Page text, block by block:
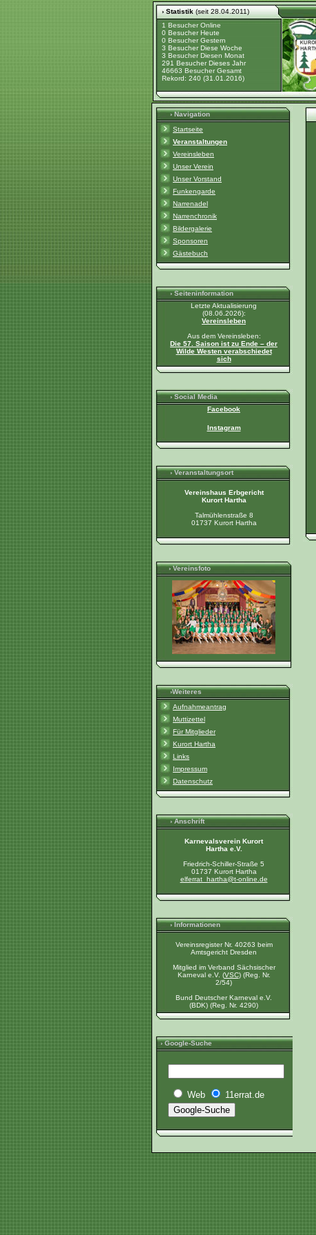
› Statistik (seit 28.04.2011)
1 Besucher Online
0 Besucher Heute
0 Besucher Gestern
3 Besucher Diese Woche
3 Besucher Diesen Monat
291 Besucher Dieses Jahr
46663 Besucher Gesamt
Rekord: 240 (31.01.2016)
› Navigation
Startseite
Veranstaltungen
Vereinsleben
Unser Verein
Unser Vorstand
Funkengarde
Narrenadel
Narrenchronik
Bildergalerie
Sponsoren
Gästebuch
› Seiteninformation
Letzte Aktualisierung
(08.06.2026):
Vereinsleben
Aus dem Vereinsleben:
Die 57. Saison ist zu Ende – der
Wilde Westen verabschiedet
sich
› Social Media
Facebook
Instagram
› Veranstaltungsort
Vereinshaus Erbgericht
Kurort Hartha
Talmühlenstraße 8
01737 Kurort Hartha
› Vereinsfoto
›Weiteres
Aufnahmeantrag
Muttizettel
Für Mitglieder
Kurort Hartha
Links
Impressum
Datenschutz
› Anschrift
Karnevalsverein Kurort
Hartha e.V.
Friedrich-Schiller-Straße 5
01737 Kurort Hartha
elferrat_hartha@t-online.de
› Informationen
Vereinsregister Nr. 40263 beim
Amtsgericht Dresden
Mitglied im Verband Sächsischer
Karneval e.V. (VSC) (Reg. Nr.
2/54)
Bund Deutscher Karneval e.V.
(BDK) (Reg. Nr. 4290)
› Google-Suche
Web 11errat.de